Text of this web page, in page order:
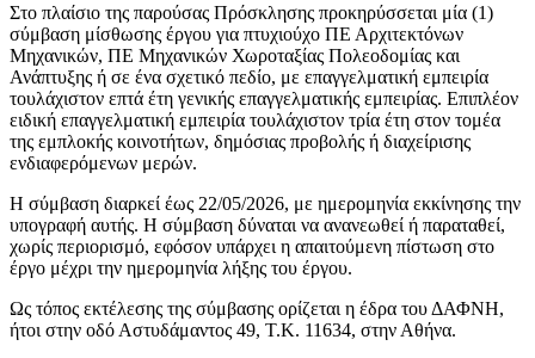
Στο πλαίσιο της παρούσας Πρόσκλησης προκηρύσσεται μία (1)
σύμβαση μίσθωσης έργου για πτυχιούχο ΠΕ Αρχιτεκτόνων
Μηχανικών, ΠΕ Μηχανικών Χωροταξίας Πολεοδομίας και
Ανάπτυξης ή σε ένα σχετικό πεδίο, με επαγγελματική εμπειρία
τουλάχιστον επτά έτη γενικής επαγγελματικής εμπειρίας. Επιπλέον
ειδική επαγγελματική εμπειρία τουλάχιστον τρία έτη στον τομέα
της εμπλοκής κοινοτήτων, δημόσιας προβολής ή διαχείρισης
ενδιαφερόμενων μερών.
Η σύμβαση διαρκεί έως 22/05/2026, με ημερομηνία εκκίνησης την
υπογραφή αυτής. Η σύμβαση δύναται να ανανεωθεί ή παραταθεί,
χωρίς περιορισμό, εφόσον υπάρχει η απαιτούμενη πίστωση στο
έργο μέχρι την ημερομηνία λήξης του έργου.
Ως τόπος εκτέλεσης της σύμβασης ορίζεται η έδρα του ΔΑΦΝΗ,
ήτοι στην οδό Αστυδάμαντος 49, Τ.Κ. 11634, στην Αθήνα.